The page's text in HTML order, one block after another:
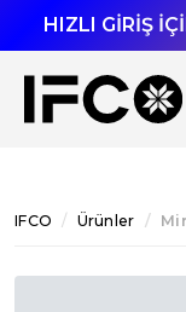
HIZLI GİRİŞ
IFCO Ürünler